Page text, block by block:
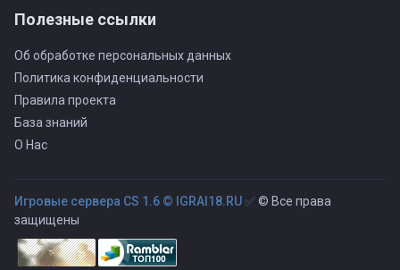
Полезные ссылки
Об обработке персональных данных
Политика конфиденциальности
Правила проекта
База знаний
О Нас
Игровые сервера CS 1.6 © IGRAI18.RU ✅© Все права
защищены